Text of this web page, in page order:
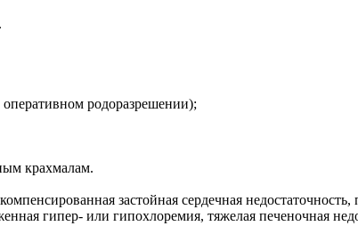
родоразрешении);
крахмалам.
застойная сердечная
гипер- или гипохлоремия, тяжелая печеночная